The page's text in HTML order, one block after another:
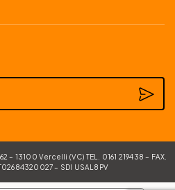
– 13100 Vercelli (VC) TEL. 0161 219438 – FAX.
– SDI USAL8PV